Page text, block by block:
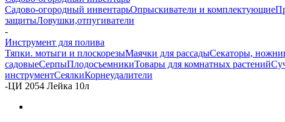
Садово-огородный инвентарьОпрыскиватели и комплектующие
защитыЛовушки,отпугиватели
-
Инструмент для полива
Тяпки. мотыги и плоскорезыМаячки для рассадыСекаторы,
садовыеСерпыПлодосъемникиТовары для комнатных растений
инструментСеялкиКорнеудалители
-ЦИ 2054 Лейка 10л